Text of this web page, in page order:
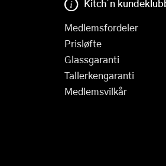
Kitch´n
Medlemsfordeler
Prisløfte
Glassgaranti
Tallerkengaranti
Medlemsvilkår